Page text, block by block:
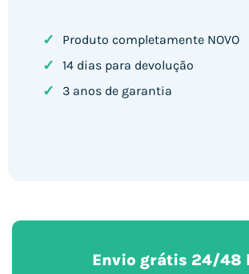
✓ Produto completamente NOVO
✓ 14 dias para devolução
✓ 3 anos de garantia
Envio grátis 24/48